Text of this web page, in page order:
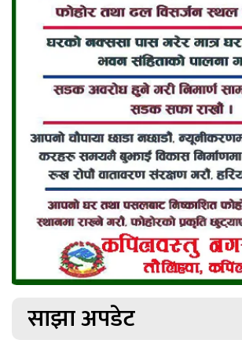
साझा अपडेट